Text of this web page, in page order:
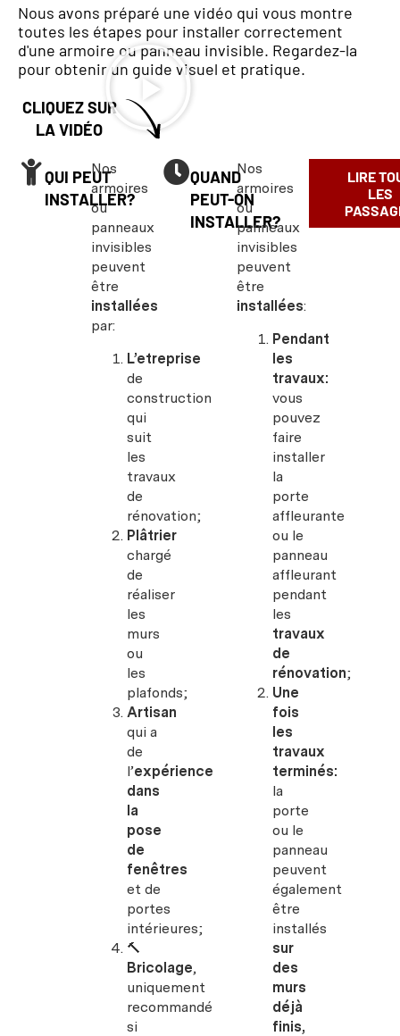
Nous avons préparé une vidéo qui vous montre
toutes les étapes pour installer correctement
d'une armoire ou panneau invisible. Regardez-la
pour obtenir un guide visuel et pratique.
CLIQUEZ SUR
LA VIDÉO
QUI PEUT
INSTALLER?
Nos
armoires
ou
panneaux
invisibles
peuvent
être
installées
par:
L’etreprise
de
construction
qui
suit
les
travaux
de
rénovation;
Plâtrier
chargé
de
réaliser
les
murs
ou
les
plafonds;
Artisan
qui a
de
l’expérience
dans
la
pose
de
fenêtres
et de
portes
intérieures;
🔨
Bricolage,
uniquement
recommandé
si
QUAND
PEUT-ON
INSTALLER?
Nos
armoires
ou
panneaux
invisibles
peuvent
être
installées:
Pendant
les
travaux:
vous
pouvez
faire
installer
la
porte
affleurante
ou le
panneau
affleurant
pendant
les
travaux
de
rénovation;
Une
fois
les
travaux
terminés:
la
porte
ou le
panneau
peuvent
également
être
installés
sur
des
murs
déjà
finis,
LIRE
LES